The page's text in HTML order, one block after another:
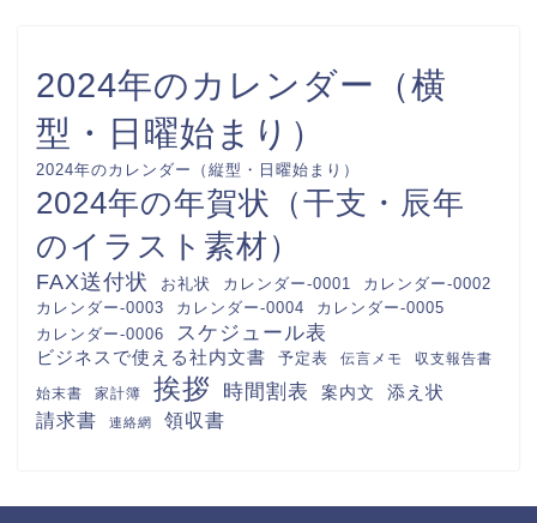
2024年のカレンダー（横
型・日曜始まり）
2024年のカレンダー（縦型・日曜始まり）
2024年の年賀状（干支・辰年
のイラスト素材）
FAX送付状 お礼状 カレンダー-0001
カレンダー-0002
カレンダー-0003
カレンダー-0004
カレンダー-0005
カレンダー-0006
スケジュール表
ビジネスで使える社内文書 予定表 伝言メモ 収支報告書
始末書 家計簿 挨拶 時間割表 案内文 添え状
請求書 連絡網 領収書